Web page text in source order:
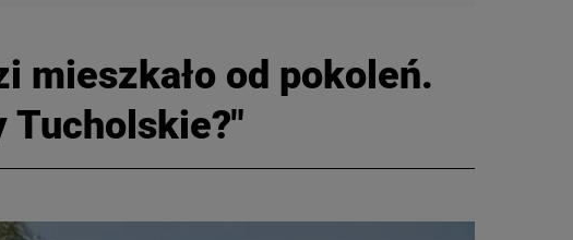
mieszkało od pokoleń.
Tucholskie?"